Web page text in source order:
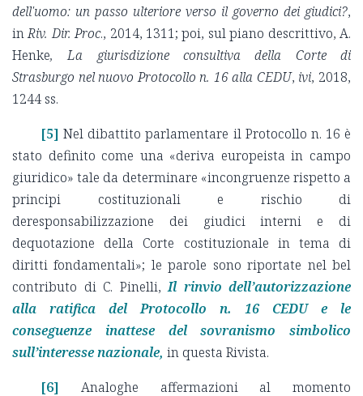
dell'uomo: un passo ulteriore verso il governo dei giudici?,
inRiv. Dir. Proc., 2014, 1311; poi, sul piano descrittivo, A.
Henke, La giurisdizione consultiva della Corte di
Strasburgo nel nuovo Protocollo n. 16 alla CEDU, ivi, 2018,
1244 ss.
[5] Nel dibattito parlamentare il Protocollo n. 16 è
stato definito come una «deriva europeista in campo
giuridico» tale da determinare «incongruenze rispetto a
principi costituzionali e rischio di
deresponsabilizzazione dei giudici interni e di
dequotazione della Corte costituzionale in tema di
diritti fondamentali»; le parole sono riportate nel bel
contributo di C. Pinelli,Il rinvio dell’autorizzazione
alla ratifica del Protocollo n. 16 CEDU e le
conseguenze inattese del sovranismo simbolico
sull’interesse nazionale, in questa Rivista.
[6] Analoghe affermazioni al momento